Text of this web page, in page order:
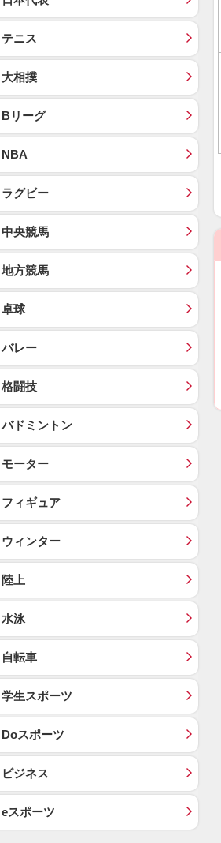
テニス
大相撲
Bリーグ
NBA
ラグビー
中央競馬
地方競馬
卓球
バレー
格闘技
バドミントン
モーター
フィギュア
ウィンター
陸上
水泳
自転車
学生スポーツ
Doスポーツ
ビジネス
eスポーツ